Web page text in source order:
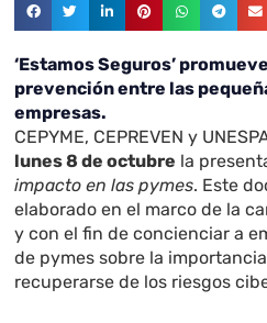
‘Estamos Seguros’
prevención entre las
empresas.
CEPYME, CEPREVEN y
lunes 8 de octubre la
impacto en las pymes. Este
elaborado en el marco de la
y con el fin de concienciar a
de pymes sobre la
recuperarse de los riesgos